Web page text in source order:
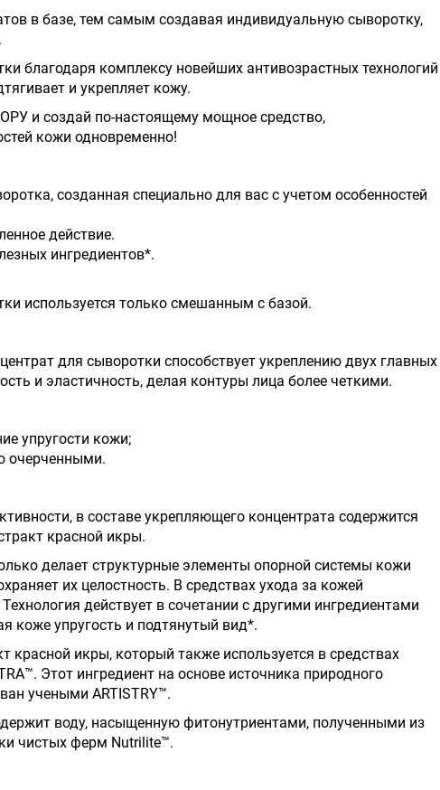
в базе, тем самым создавая индивидуальную сыворотку,
благодаря комплексу новейших антивозрастных технологий
и укрепляет кожу.
и создай по-настоящему мощное средство,
кожи одновременно!
созданная специально для вас с учетом особенностей
действие.
ингредиентов*.
используется только смешанным с базой.
для сыворотки способствует укреплению двух главных
и эластичность, делая контуры лица более четкими.
упругости кожи;
очерченными.
в составе укрепляющего концентрата содержится
красной икры.
делает структурные элементы опорной системы кожи
их целостность. В средствах ухода за кожей
действует в сочетании с другими ингредиентами
коже упругость и подтянутый вид*.
красной икры, который также используется в средствах
Этот ингредиент на основе источника природного
учеными ARTISTRY™.
воду, насыщенную фитонутриентами, полученными из
чистых ферм Nutrilite™.